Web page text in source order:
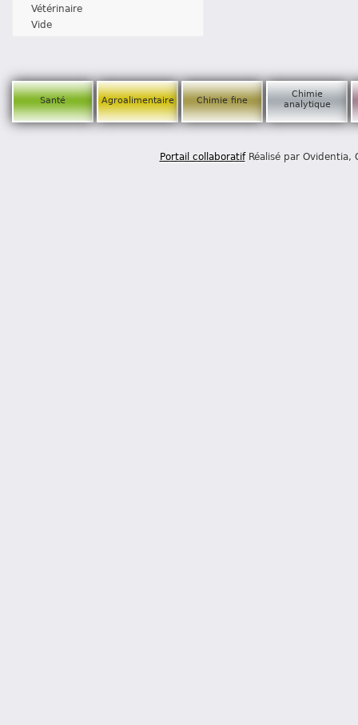
Vétérinaire
Vide
Santé Agroalimentaire Chimie fine
Chimie
analytique
Portail collaboratifRéalisé par Ovidentia,